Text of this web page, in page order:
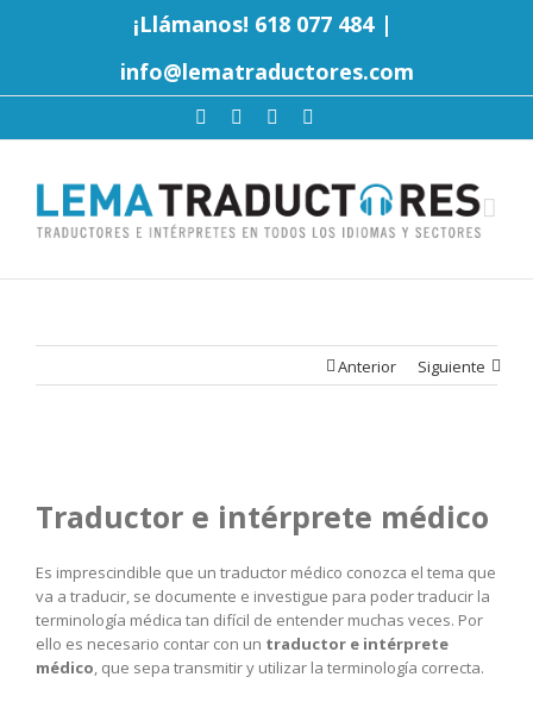
¡Llámanos! 618 077 484 |
info@lematraductores.com
Anterior Siguiente
Traductor e intérprete médico
Es imprescindible que un traductor médico conozca el tema que
va a traducir, se documente e investigue para poder traducir la
terminología médica tan difícil de entender muchas veces. Por
ello es necesario contar con un traductor e intérprete
médico, que sepa transmitir y utilizar la terminología correcta.